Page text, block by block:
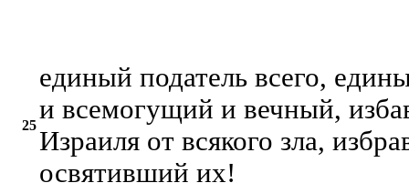
25
единый податель всего,
и всемогущий и вечный,
Израиля от всякого зла,
освятивший их!